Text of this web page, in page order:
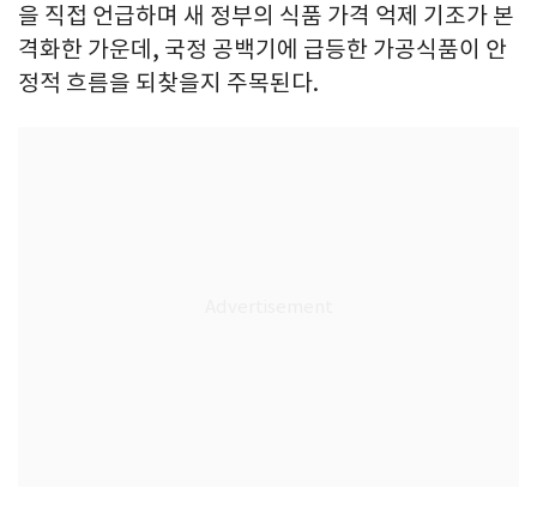
을 직접 언급하며 새 정부의 식품 가격 억제 기조가 본
격화한 가운데, 국정 공백기에 급등한 가공식품이 안
정적 흐름을 되찾을지 주목된다.